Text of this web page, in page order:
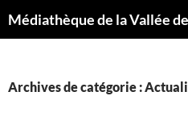
auMédiathèque de la Vallée
Archives de catégorie :